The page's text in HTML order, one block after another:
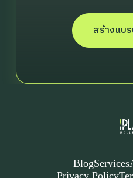
สร้างแบ
BlogServices